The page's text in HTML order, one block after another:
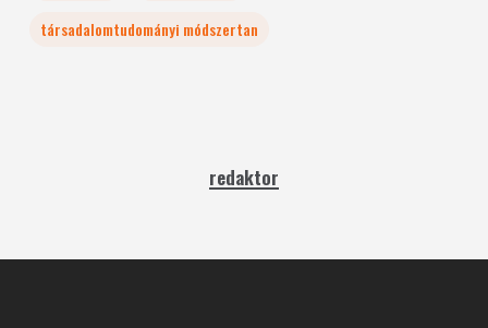
társadalomtudományi módszertan
redaktor